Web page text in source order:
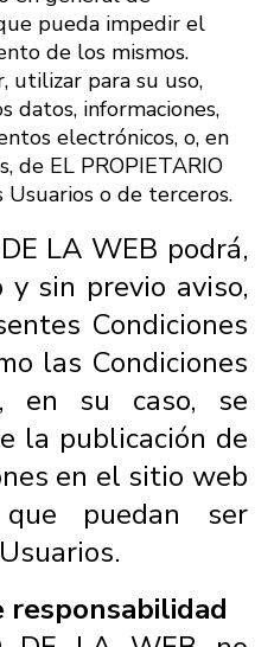
pueda impedir el
de los mismos.
utilizar para su uso,
datos, informaciones,
electrónicos, o, en
de EL PROPIETARIO
Usuarios o de terceros.
LA WEB podrá,
sin previo aviso,
Condiciones
las Condiciones
en su caso, se
la publicación de
en el sitio web
puedan ser
responsabilidad